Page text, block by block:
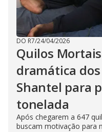
DO R7/24/04/2026
Quilos
dramática
Shantel para
tonelada
Após chegarem a 647
buscam motivação para